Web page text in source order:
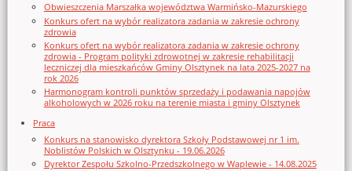
Obwieszczenia Marszałka województwa Warmińsko-Mazurskiego
Konkurs ofert na wybór realizatora zadania w zakresie ochrony
zdrowia
Konkurs ofert na wybór realizatora zadania w zakresie ochrony
zdrowia - Program polityki zdrowotnej w zakresie rehabilitacji
leczniczej dla mieszkańców Gminy Olsztynek na lata 2025-2027 na
rok 2026
Harmonogram kontroli punktów sprzedaży i podawania napojów
alkoholowych w 2026 roku na terenie miasta i gminy Olsztynek
Praca
Konkurs na stanowisko dyrektora Szkoły Podstawowej nr 1 im.
Noblistów Polskich w Olsztynku - 19.06.2026
Dyrektor Zespołu Szkolno-Przedszkolnego w Waplewie - 14.08.2025